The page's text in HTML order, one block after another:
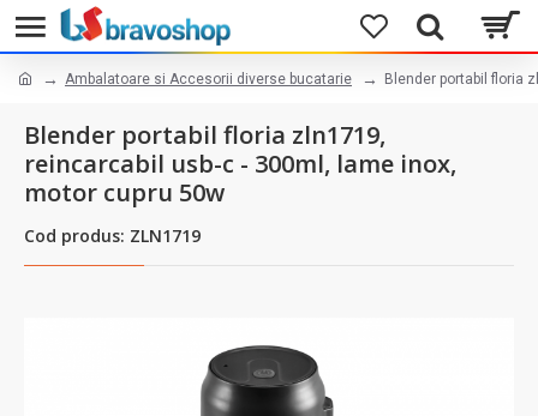
Ambalatoare si Accesorii diverse bucatarie Blender portabil floria
Blender portabil floria zln1719,
reincarcabil usb-c - 300ml, lame inox,
motor cupru 50w
Cod produs: ZLN1719